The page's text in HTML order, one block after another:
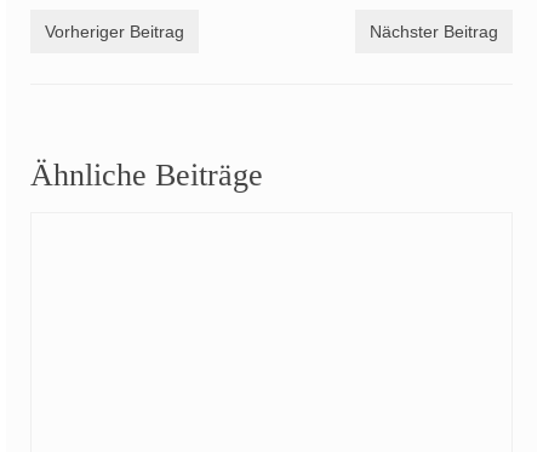
Vorheriger Beitrag Nächster Beitrag
Ähnliche Beiträge